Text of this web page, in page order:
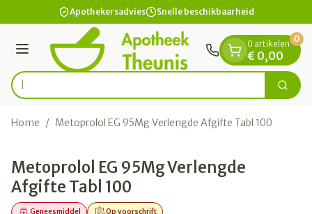
Ga naar de inhoudApothekersadvies Snelle beschikbaarheid
Menu
Product, merk, categorie... Zoek
0 artikelen
€ 0,00
0
Home / Metoprolol EG 95Mg Verlengde Afgifte Tabl 100
Metoprolol EG 95Mg Verlengde
Afgifte Tabl 100
Op voorschrift
Geneesmiddel